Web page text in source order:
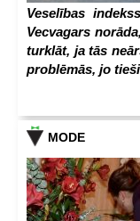
Veselības
Vecvagars
turklāt, ja tās
problēmās, jo
MODE